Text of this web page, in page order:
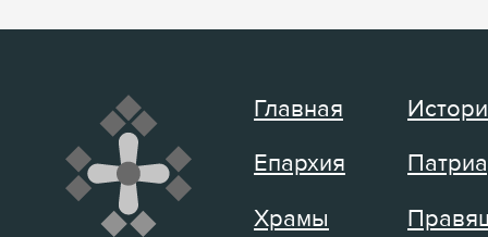
Главная
Епархия
Храмы